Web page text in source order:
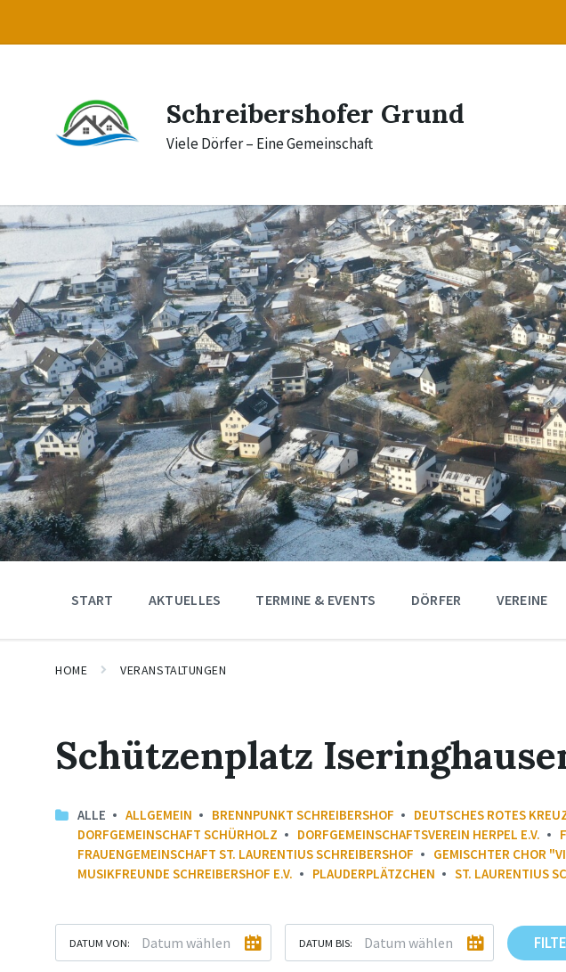
content
main
footer
Schreibershofer Grund
Viele Dörfer – Eine Gemeinschaft
START AKTUELLES TERMINE & EVENTS DÖRFER VEREINE
HOME VERANSTALTUNGEN
Schützenplatz
ALLE ALLGEMEIN BRENNPUNKT SCHREIBERSHOF DEUTSCHES ROTES
DORFGEMEINSCHAFT SCHÜRHOLZ
DORFGEMEINSCHAFTSVEREIN HERPEL E.V.
FRAUENGEMEINSCHAFT ST. LAURENTIUS SCHREIBERSHOF
GEMISCHTER CHOR
MUSIKFREUNDE SCHREIBERSHOF E.V.
PLAUDERPLÄTZCHEN ST. LAURENTIUS
DATUM VON: DATUM BIS: